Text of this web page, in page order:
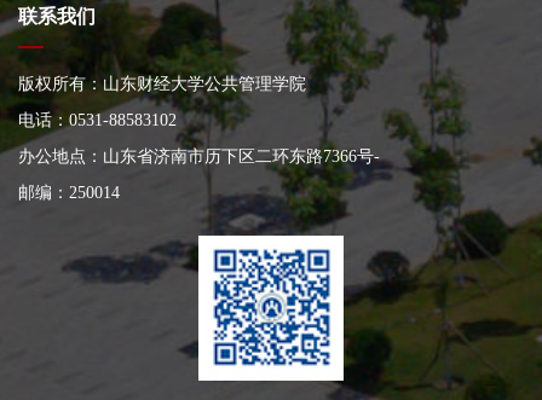
联系我们
版权所有：山东财经大学公共管理学院
电话：0531-88583102
办公地点：山东省济南市历下区二环东路7366号-
邮编：250014